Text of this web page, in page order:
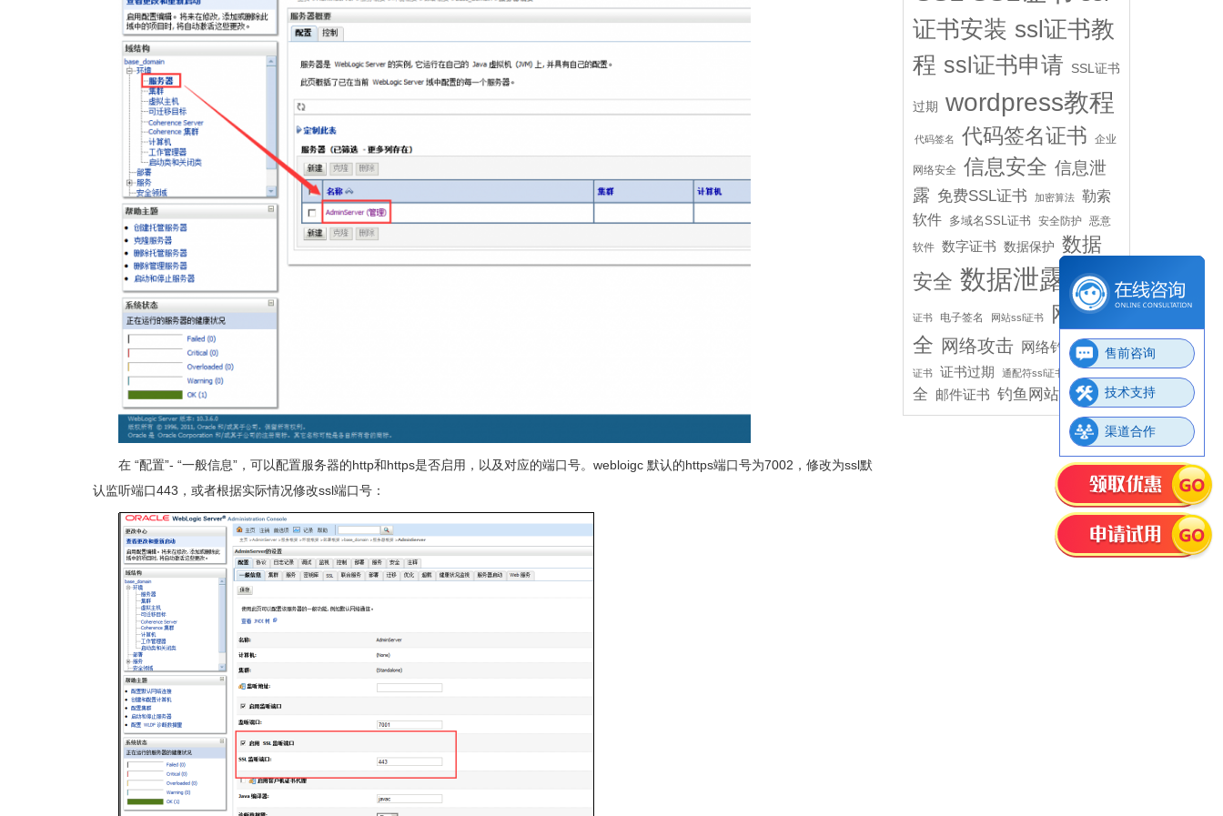
售前咨询
技术支持
渠道合作
在 “配置”- “一般信息”，可以配置服务器的http和https是否启用，以及对应的端口号。webloigc 默认的https端口号为7002，修改为ssl默
认监听端口443，或者根据实际情况修改ssl端口号：
证书安装 ssl证书教
程 ssl证书申请 SSL证书
过期 wordpress教程
代码签名 代码签名证书 企业
网络安全 信息安全 信息泄
露 免费SSL证书 加密算法
勒索
软件
多域名SSL证书 安全防护 恶意
软件 数字证书 数据保护 数据
安全 数据泄露 申请SSL
证书 电子签名 网站ssl证书
网络安
全 网络攻击 网络钓鱼 自签名
证书 证书过期 通配符ssl证书
邮件安
全
邮件证书 钓鱼网站 黑客攻击